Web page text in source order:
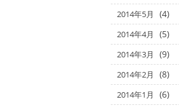
2014年5月 (4)
2014年4月 (5)
2014年3月 (9)
2014年2月 (8)
2014年1月 (6)